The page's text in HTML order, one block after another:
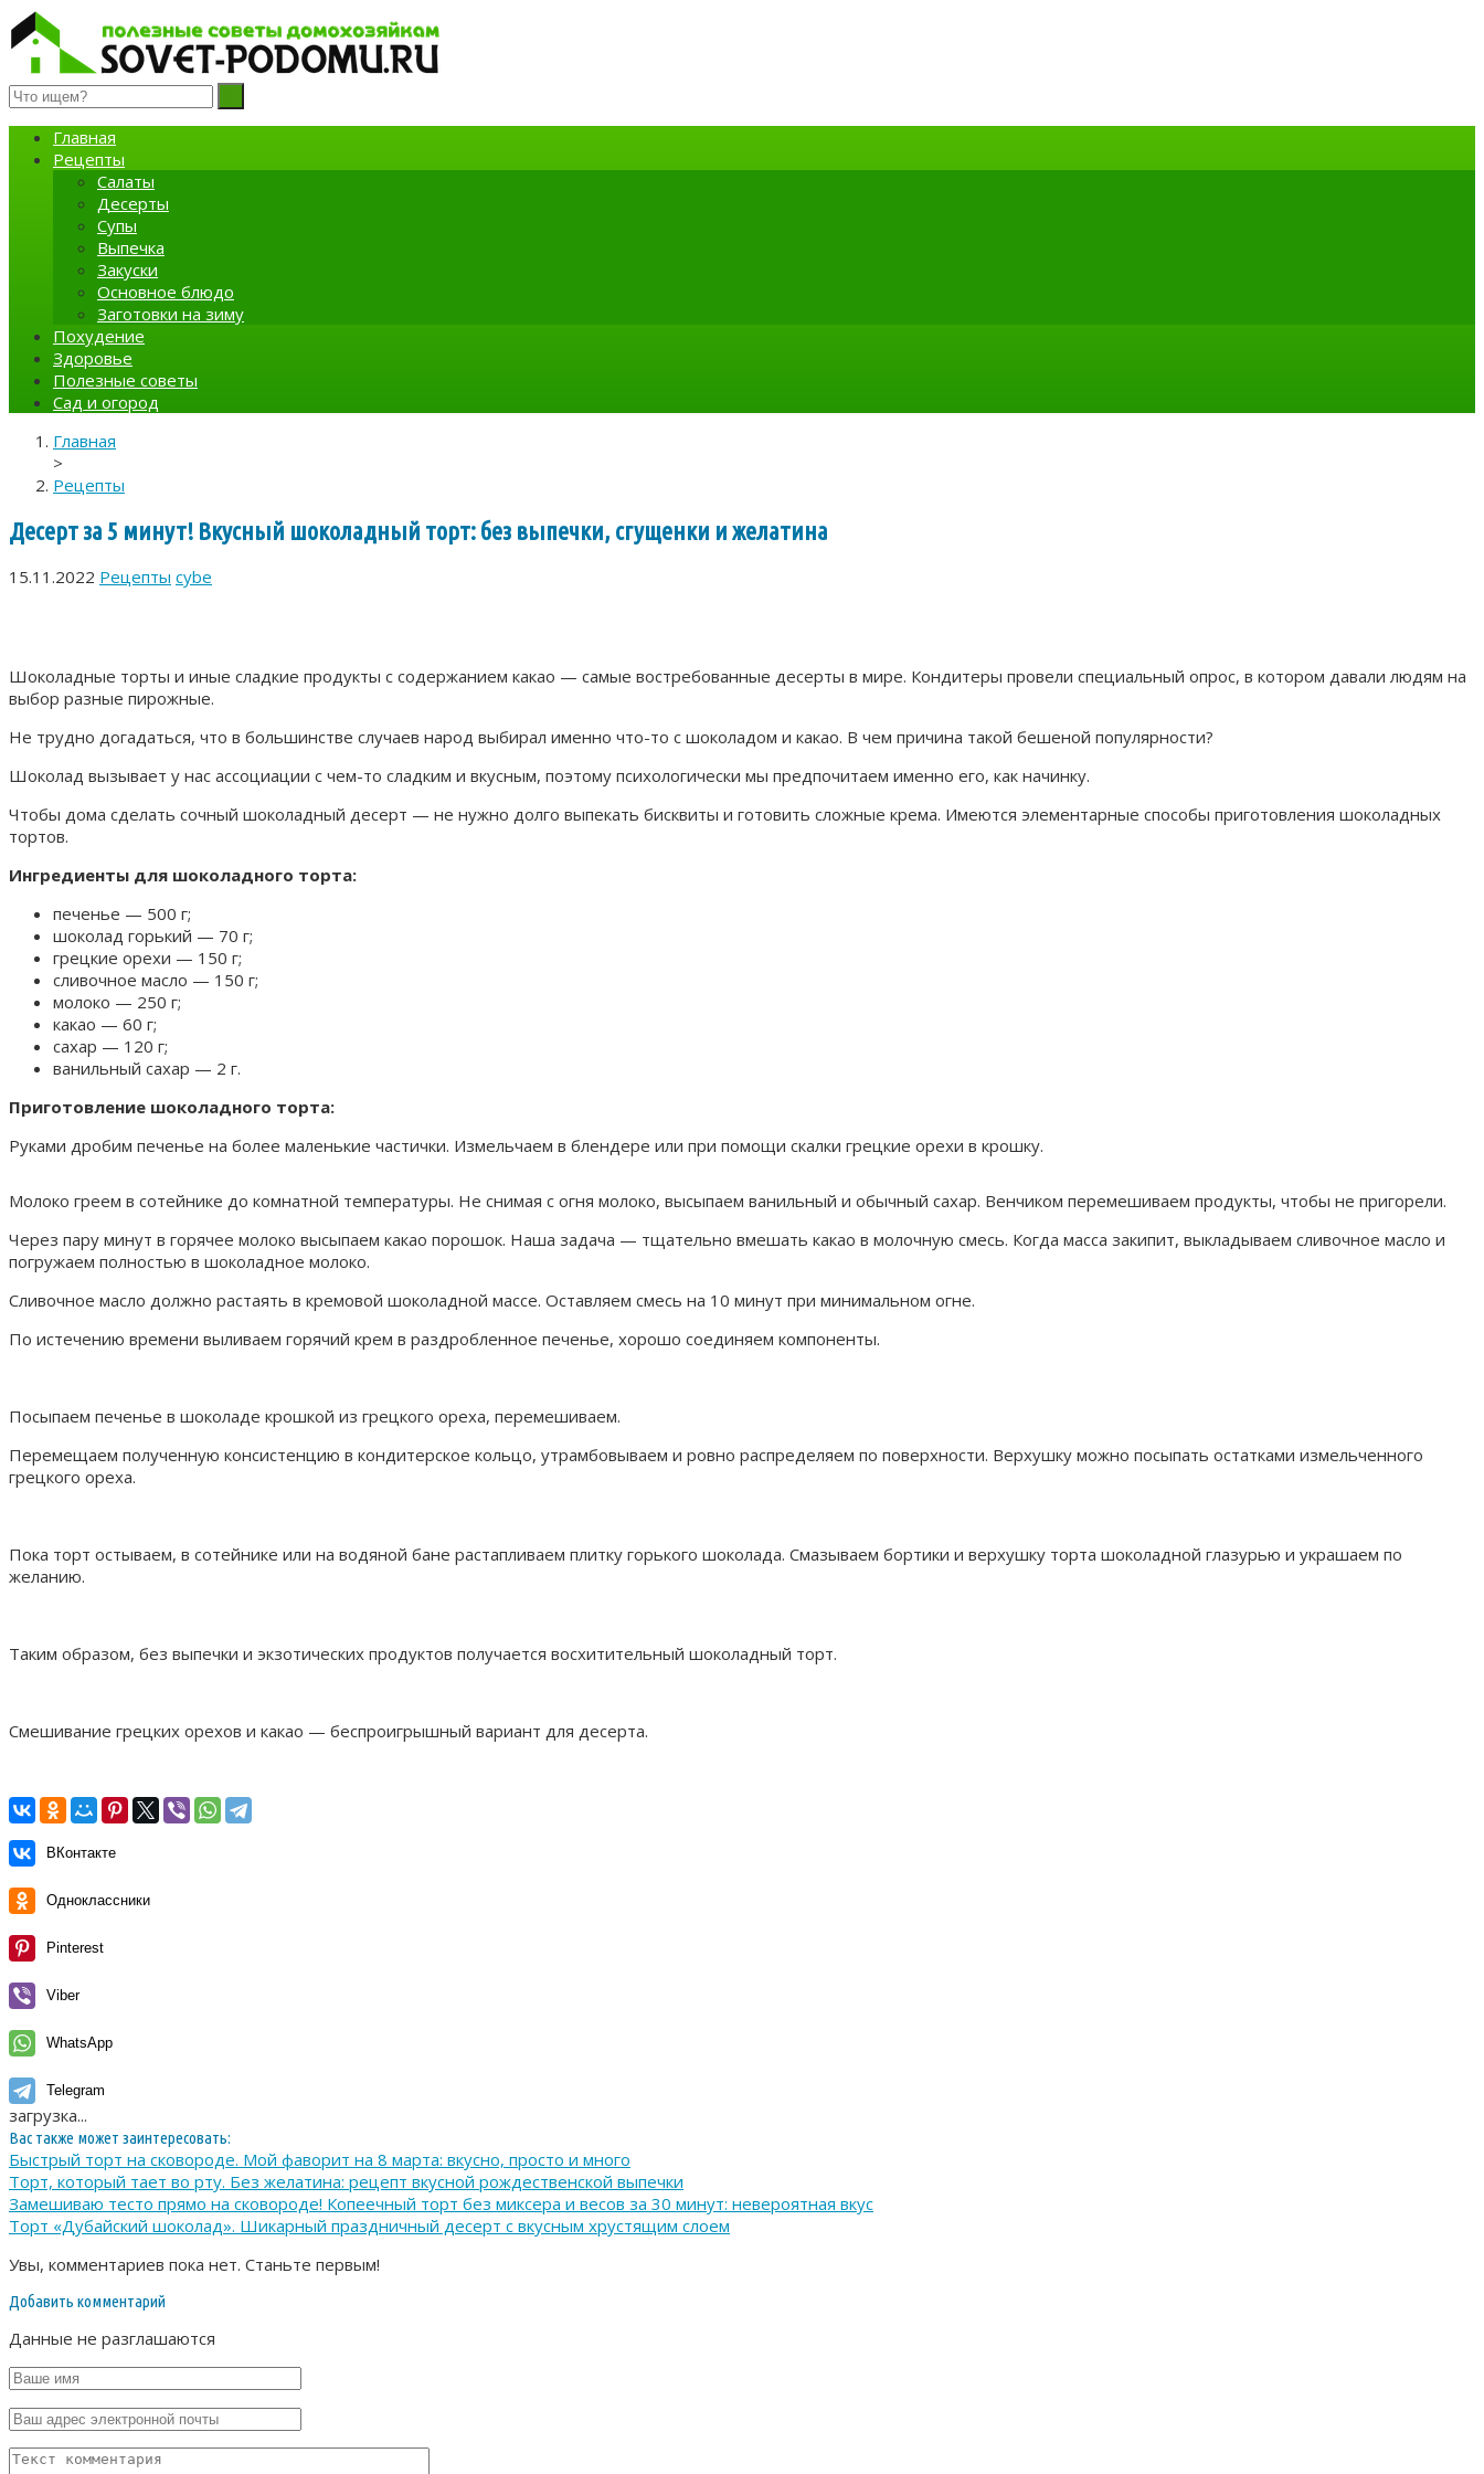
Полезные советы домохозяйкам
Главная
Рецепты
Салаты
Десерты
Супы
Выпечка
Закуски
Основное блюдо
Заготовки на зиму
Похудение
Здоровье
Полезные советы
Сад и огород
Главная
>
Рецепты
Десерт за 5 минут! Вкусный шоколадный торт: без выпечки, сгущенки и желатина
15.11.2022 Рецепты cybe
Шоколадные торты и иные сладкие продукты с содержанием какао — самые востребованные десерты в мире. Кондитеры провели специальный опрос, в котором давали людям на
выбор разные пирожные.
Не трудно догадаться, что в большинстве случаев народ выбирал именно что-то с шоколадом и какао. В чем причина такой бешеной популярности?
Шоколад вызывает у нас ассоциации с чем-то сладким и вкусным, поэтому психологически мы предпочитаем именно его, как начинку.
Чтобы дома сделать сочный шоколадный десерт — не нужно долго выпекать бисквиты и готовить сложные крема. Имеются элементарные способы приготовления шоколадных
тортов.
Ингредиенты для шоколадного торта:
печенье — 500 г;
шоколад горький — 70 г;
грецкие орехи — 150 г;
сливочное масло — 150 г;
молоко — 250 г;
какао — 60 г;
сахар — 120 г;
ванильный сахар — 2 г.
Приготовление шоколадного торта:
Руками дробим печенье на более маленькие частички. Измельчаем в блендере или при помощи скалки грецкие орехи в крошку.
Молоко греем в сотейнике до комнатной температуры. Не снимая с огня молоко, высыпаем ванильный и обычный сахар. Венчиком перемешиваем продукты, чтобы не пригорели.
Через пару минут в горячее молоко высыпаем какао порошок. Наша задача — тщательно вмешать какао в молочную смесь. Когда масса закипит, выкладываем сливочное масло и
погружаем полностью в шоколадное молоко.
Сливочное масло должно растаять в кремовой шоколадной массе. Оставляем смесь на 10 минут при минимальном огне.
По истечению времени выливаем горячий крем в раздробленное печенье, хорошо соединяем компоненты.
Посыпаем печенье в шоколаде крошкой из грецкого ореха, перемешиваем.
Перемещаем полученную консистенцию в кондитерское кольцо, утрамбовываем и ровно распределяем по поверхности. Верхушку можно посыпать остатками измельченного
грецкого ореха.
Пока торт остываем, в сотейнике или на водяной бане растапливаем плитку горького шоколада. Смазываем бортики и верхушку торта шоколадной глазурью и украшаем по
желанию.
Таким образом, без выпечки и экзотических продуктов получается восхитительный шоколадный торт.
Смешивание грецких орехов и какао — беспроигрышный вариант для десерта.
ВКонтакте
Одноклассники
Pinterest
Viber
WhatsApp
Telegram
загрузка...
Вас также может заинтересовать:
Быстрый торт на сковороде. Мой фаворит на 8 марта: вкусно, просто и много
Торт, который тает во рту. Без желатина: рецепт вкусной рождественской выпечки
Замешиваю тесто прямо на сковороде! Копеечный торт без миксера и весов за 30 минут: невероятная вкус
Торт «Дубайский шоколад». Шикарный праздничный десерт с вкусным хрустящим слоем
Увы, комментариев пока нет. Станьте первым!
Добавить комментарий
Данные не разглашаются